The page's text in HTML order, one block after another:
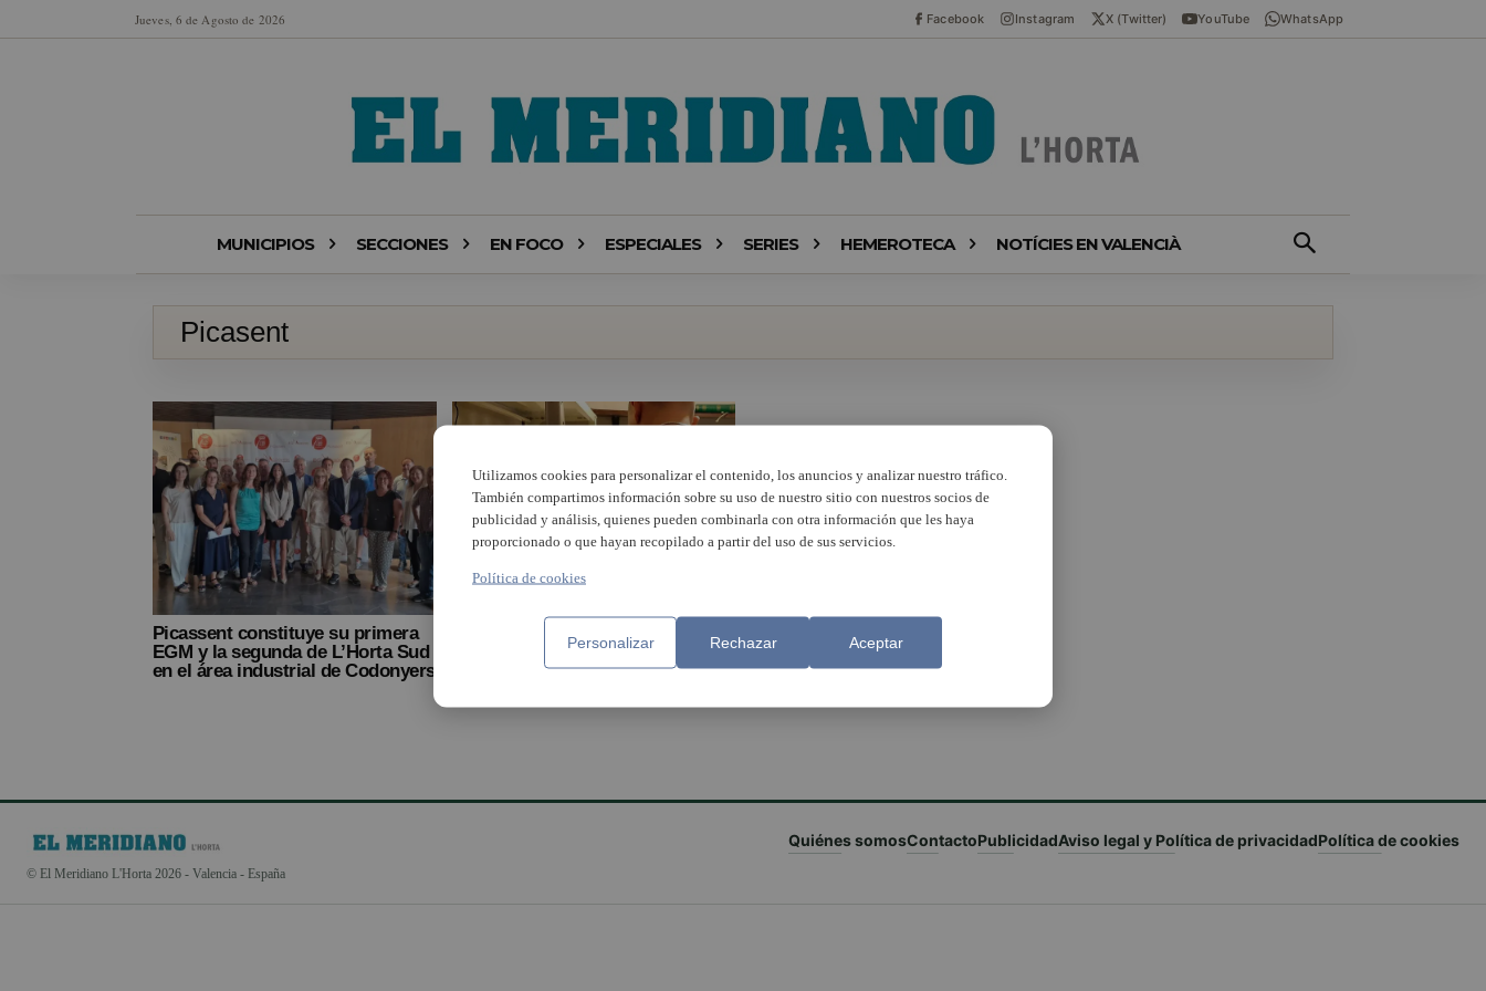
Jueves, 6 de Agosto de 2026 Facebook Instagram X (Twitter) YouTube WhatsApp
MUNICIPIOS SECCIONES EN FOCO ESPECIALES SERIES HEMEROTECA NOTÍCIES EN VALENCIÀ
Picasent
Picassent constituye su primera
EGM y la segunda de L’Horta Sud
en el área industrial de Codonyers
Detenidas dos personas por
tráfico de drogas en municipios
de l’Horta Sud y València
© El Meridiano L'Horta 2026 - Valencia - España
Quiénes somosContactoPublicidadAviso legal y Política de privacidadPolítica de cookies
Utilizamos cookies para personalizar el contenido, los anuncios y analizar nuestro tráfico.
También compartimos información sobre su uso de nuestro sitio con nuestros socios de
publicidad y análisis, quienes pueden combinarla con otra información que les haya
proporcionado o que hayan recopilado a partir del uso de sus servicios.
Política de cookies
Personalizar Rechazar Aceptar